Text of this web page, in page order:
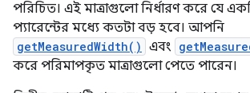
পরিচিত। এই মাত্রাগুলো নির্ধারণ করে যে
প্যারেন্টের মধ্যে কতটা বড় হবে। আপনি
getMeasuredWidth() এবং
করে পরিমাপকৃত মাত্রাগুলো পেতে পারেন।